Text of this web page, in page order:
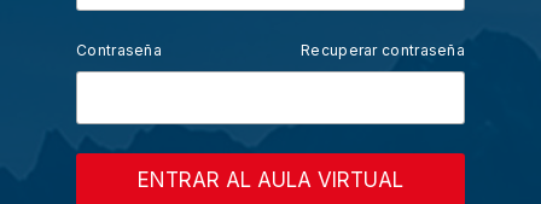
Contraseña Recuperar contraseña
ENTRAR AL AULA VIRTUAL